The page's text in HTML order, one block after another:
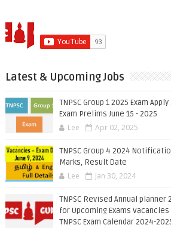
Latest & Upcoming Jobs
TNPSC Group 1 2025 Exam
Exam Prelims June 15 - 2025
Lee Apr 02, 2025
TNPSC Group 4 2024
Marks, Result Date
Lee Jan 30, 2024
TNPSC Revised Annual
for Upcoming Exams Vacancies
TNPSC Exam Calendar 2024-